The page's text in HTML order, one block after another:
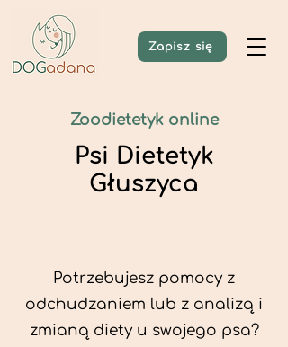
Zapisz się
Zoodietetyk online
Psi Dietetyk
Głuszyca
Potrzebujesz pomocy z
odchudzaniem lub z analizą i
zmianą diety u swojego psa?